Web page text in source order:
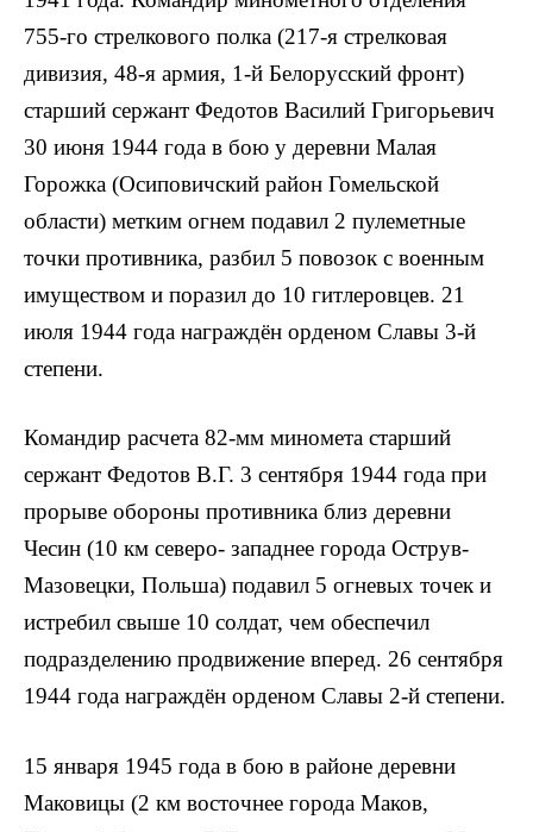
755-го стрелкового полка (217-я стрелковая
дивизия, 48-я армия, 1-й Белорусский фронт)
старший сержант Федотов Василий Григорьевич
30 июня 1944 года в бою у деревни Малая
Горожка (Осиповичский район Гомель­ской
области) метким огнем подавил 2 пулеметные
точки противника, разбил 5 пово­зок с военным
имуществом и поразил до 10 гитлеровцев. 21
июля 1944 года награждён орденом Славы 3-й
степени.
Командир расчета 82-мм ми­номета старший
сержант Федотов В.Г. 3 сентября 1944 года при
про­рыве обороны противника близ деревни
Чесин (10 км северо- западнее города Острув-
Мазовецки, Польша) подавил 5 огневых точек и
ист­ребил свыше 10 солдат, чем обеспечил
подразделению продвижение вперед. 26 сентября
1944 года награждён орденом Славы 2-й степени.
15 января 1945 года в бою в районе деревни
Маковицы (2 км восточнее города Маков,